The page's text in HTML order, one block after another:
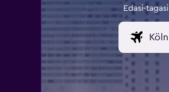
Edasi-tagasi